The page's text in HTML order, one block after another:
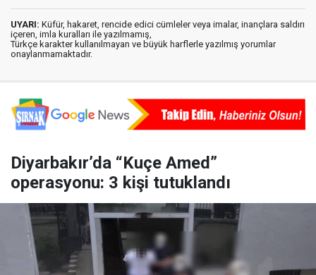
UYARI: Küfür, hakaret, rencide edici cümleler veya imalar, inançlara saldırı
içeren, imla kuralları ile yazılmamış,
Türkçe karakter kullanılmayan ve büyük harflerle yazılmış yorumlar
onaylanmamaktadır.
Diyarbakır’da “Kuçe Amed”
operasyonu: 3 kişi tutuklandı